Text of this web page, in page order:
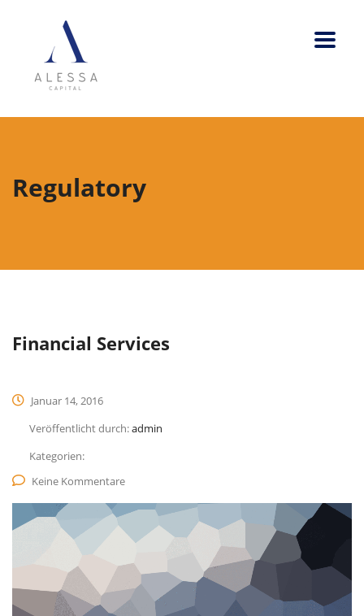
Regulatory
Financial Services
Januar 14, 2016
Veröffentlicht durch:admin
Kategorien:
Keine Kommentare